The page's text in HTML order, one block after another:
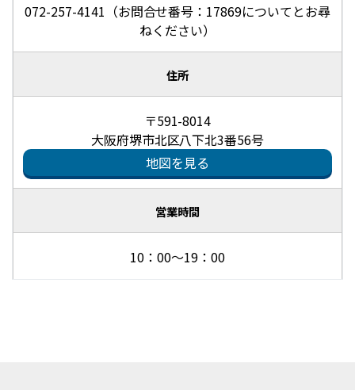
072-257-4141（お問合せ番号：17869についてとお尋
ねください）
住所
〒591-8014
大阪府堺市北区八下北3番56号
地図を見る
営業時間
10：00～19：00